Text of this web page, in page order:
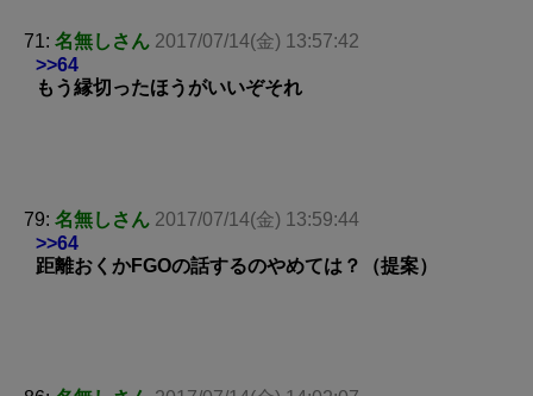
71: 名無しさん 2017/07/14(金) 13:57:42
>>64
もう縁切ったほうがいいぞそれ
79: 名無しさん 2017/07/14(金) 13:59:44
>>64
距離おくかFGOの話するのやめては？（提案）